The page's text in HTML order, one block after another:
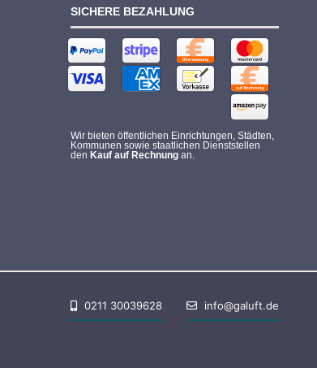
SICHERE BEZAHLUNG
Wir bieten öffentlichen Einrichtungen, Städten,
Kommunen sowie staatlichen Dienststellen
den Kauf auf Rechnungan.
0211 30039628 info@galuft.de